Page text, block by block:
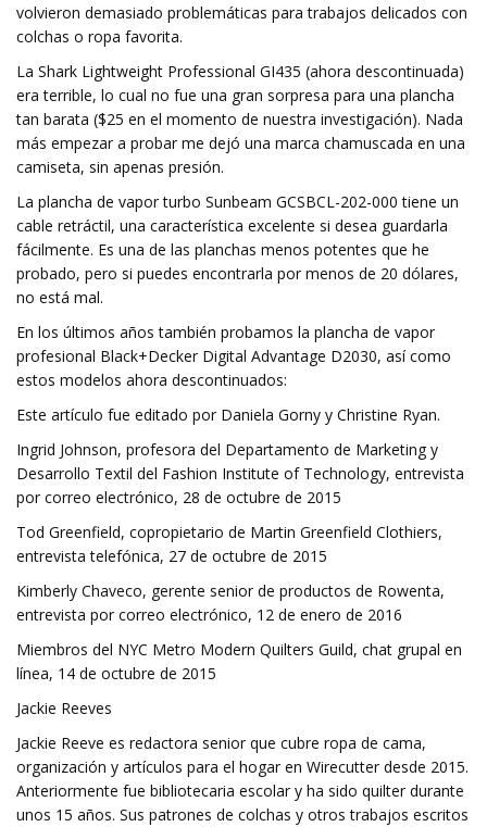
volvieron demasiado problemáticas para trabajos delicados con
colchas o ropa favorita.
La Shark Lightweight Professional GI435 (ahora descontinuada)
era terrible, lo cual no fue una gran sorpresa para una plancha
tan barata ($25 en el momento de nuestra investigación). Nada
más empezar a probar me dejó una marca chamuscada en una
camiseta, sin apenas presión.
La plancha de vapor turbo Sunbeam GCSBCL-202-000 tiene un
cable retráctil, una característica excelente si desea guardarla
fácilmente. Es una de las planchas menos potentes que he
probado, pero si puedes encontrarla por menos de 20 dólares,
no está mal.
En los últimos años también probamos la plancha de vapor
profesional Black+Decker Digital Advantage D2030, así como
estos modelos ahora descontinuados:
Este artículo fue editado por Daniela Gorny y Christine Ryan.
Ingrid Johnson, profesora del Departamento de Marketing y
Desarrollo Textil del Fashion Institute of Technology, entrevista
por correo electrónico, 28 de octubre de 2015
Tod Greenfield, copropietario de Martin Greenfield Clothiers,
entrevista telefónica, 27 de octubre de 2015
Kimberly Chaveco, gerente senior de productos de Rowenta,
entrevista por correo electrónico, 12 de enero de 2016
Miembros del NYC Metro Modern Quilters Guild, chat grupal en
línea, 14 de octubre de 2015
Jackie Reeves
Jackie Reeve es redactora senior que cubre ropa de cama,
organización y artículos para el hogar en Wirecutter desde 2015.
Anteriormente fue bibliotecaria escolar y ha sido quilter durante
unos 15 años. Sus patrones de colchas y otros trabajos escritos